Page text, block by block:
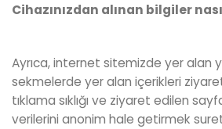
Cihazınızdan alınan bilgiler nası
Ayrıca, internet sitemizde yer alan
sekmelerde yer alan içerikleri
tıklama sıklığı ve ziyaret edilen
verilerini anonim hale getirmek